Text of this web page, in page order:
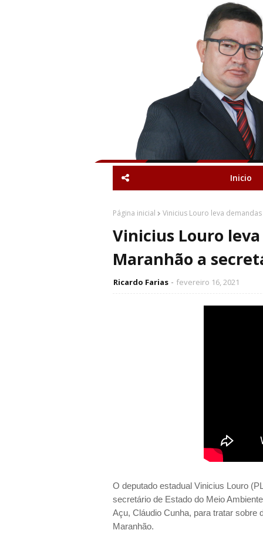
Inicio
Página inicial Vinicius Louro leva
Vinicius Louro
Maranhão a
Ricardo Farias fevereiro 16, 2021
O deputado estadual Vinicius Louro
secretário de Estado do Meio
Açu, Cláudio Cunha, para tratar sobre
Maranhão.